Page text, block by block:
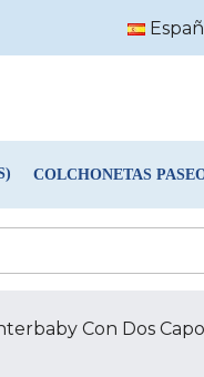
COLCHONETAS
Con Dos